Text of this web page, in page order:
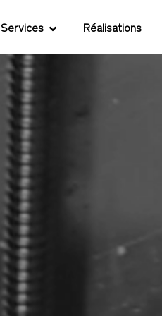
Services Réalisations